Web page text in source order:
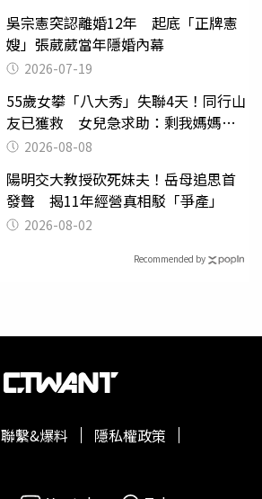
吳宗憲突認離婚12年 起底「正牌憲
嫂」張葳葳當年隱婚內幕
2026-07-19
55歲女攀「八大秀」失聯4天！同行山
友已獲救 女兒急求助：剩我媽媽還
沒找到
2026-08-08
陽明交大教授砍死妹夫！岳母追思首
發聲 揭11年經營真相駁「爭產」
2026-08-02
Recommended by
聯繫&爆料
隱私權政策